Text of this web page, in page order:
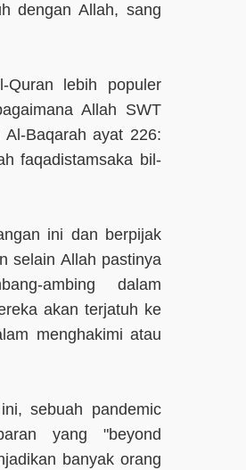
dengan Allah, sang
Quran lebih populer
Allah SWT
Baqarah ayat 226:
faqadistamsaka bil-
ini dan berpijak
selain Allah pastinya
ambing dalam
akan terjatuh ke
menghakimi atau
sebuah pandemic
yang "beyond
banyak orang